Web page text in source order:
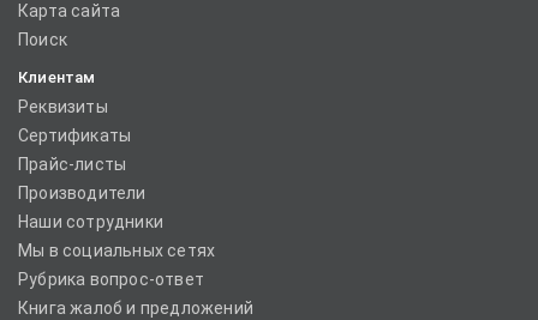
Карта сайта
Поиск
Клиентам
Реквизиты
Сертификаты
Прайс-листы
Производители
Наши сотрудники
Мы в социальных сетях
Рубрика вопрос-ответ
Книга жалоб и предложений